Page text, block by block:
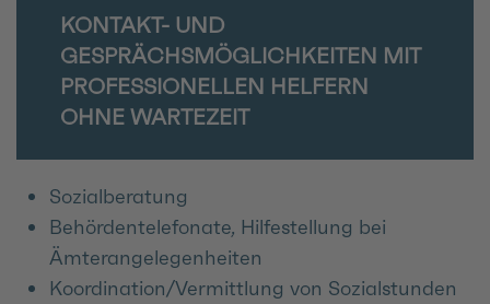
KONTAKT- UND
GESPRÄCHSMÖGLICHKEITEN MIT
PROFESSIONELLEN HELFERN
OHNE WARTEZEIT
Sozialberatung
Behördentelefonate, Hilfestellung bei
Ämterangelegenheiten
Koordination/Vermittlung von Sozialstunden